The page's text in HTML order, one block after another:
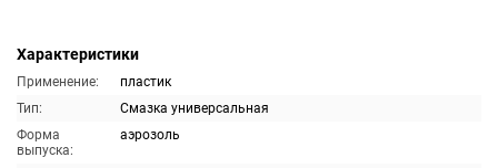
Характеристики
Применение:
пластик
Тип:
Смазка универсальная
Форма
выпуска:
аэрозоль